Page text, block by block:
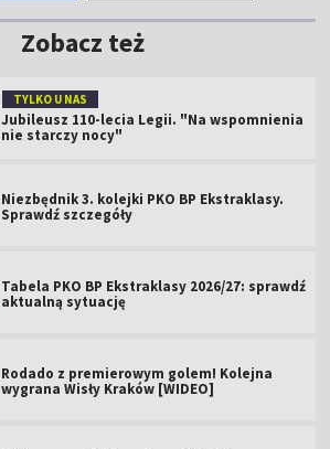
Zobacz też
TYLKO U NAS
Jubileusz 110-lecia Legii. "Na wspomnienia
nie starczy nocy"
Niezbędnik 3. kolejki PKO BP Ekstraklasy.
Sprawdź szczegóły
Tabela PKO BP Ekstraklasy 2026/27: sprawdź
aktualną sytuację
Rodado z premierowym golem! Kolejna
wygrana Wisły Kraków [WIDEO]